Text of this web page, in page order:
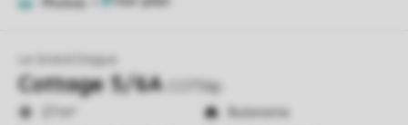
Le Grand Dague
Cottage 5/6A COT56p
Autonome